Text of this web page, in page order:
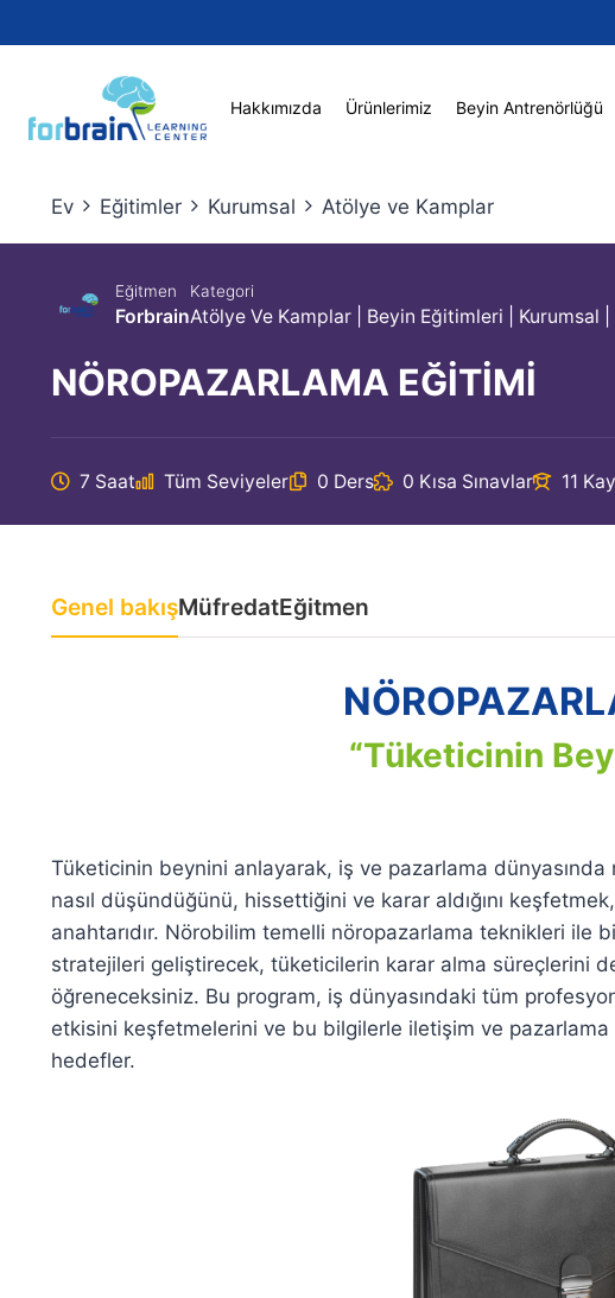
to
Hakkımızda Ürünlerimiz Beyin Antrenörlüğü
Ev Eğitimler Kurumsal Atölye ve Kamplar
Eğitmen
Forbrain
Kategori
Atölye Ve Kamplar Beyin Eğitimleri Kurumsal
NÖROPAZARLAMA EĞİTİMİ
7 Saat Tüm Seviyeler 0 Ders 0 Kısa Sınavlar 11
Genel bakışMüfredatEğitmen
“Tüketicinin
Tüketicinin beynini anlayarak, iş ve pazarlama
nasıl düşündüğünü, hissettiğini ve karar aldığını
anahtarıdır. Nörobilim temelli nöropazarlama teknikleri ile
stratejileri geliştirecek, tüketicilerin karar alma süreçlerini
öğreneceksiniz. Bu program, iş dünyasındaki tüm
etkisini keşfetmelerini ve bu bilgilerle iletişim ve
hedefler.